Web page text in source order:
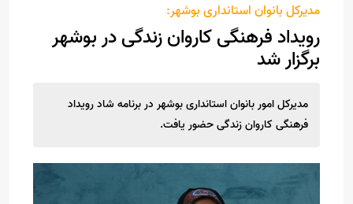
مدیرکل بانوان استانداری بوشهر:
رویداد فرهنگی کاروان زندگی در بوشهر
برگزار شد
مدیرکل امور بانوان استانداری بوشهر در برنامه شاد رویداد
فرهنگی کاروان زندگی حضور یافت.